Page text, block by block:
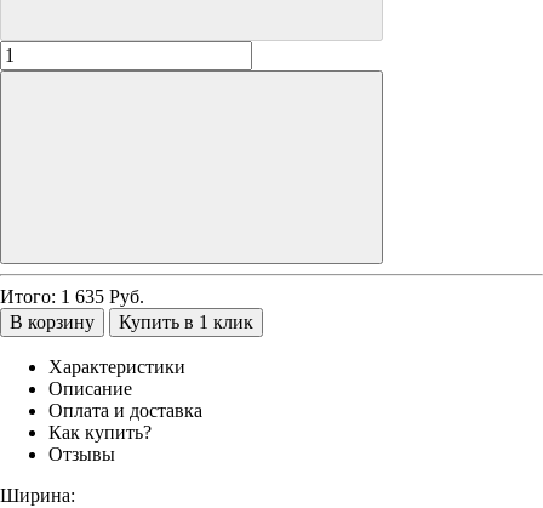
Итого: 1 635 Руб.
В корзину
Купить в 1 клик
Характеристики
Описание
Оплата и доставка
Как купить?
Отзывы
Ширина: